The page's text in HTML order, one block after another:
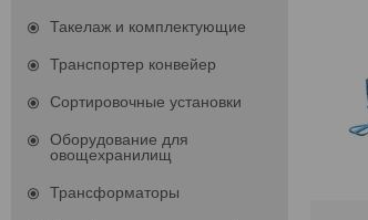
Такелаж и комплектующие
Транспортер конвейер
Сортировочные установки
Оборудование для
овощехранилищ
Трансформаторы